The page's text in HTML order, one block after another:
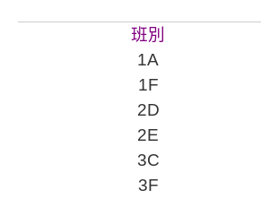
班別
1A
1F
2D
2E
3C
3F